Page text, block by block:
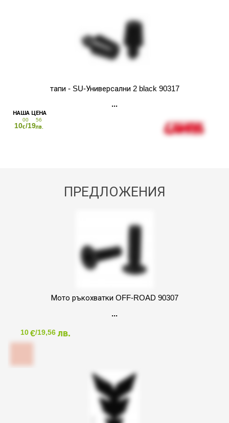
ПРЕДЛОЖЕНИЯ
Мото ръкохватки OFF-ROAD 90307
10€/19,56 лв.
тапи - SU-Универсални 2 black 90317
10
00
€/19
56
лв.